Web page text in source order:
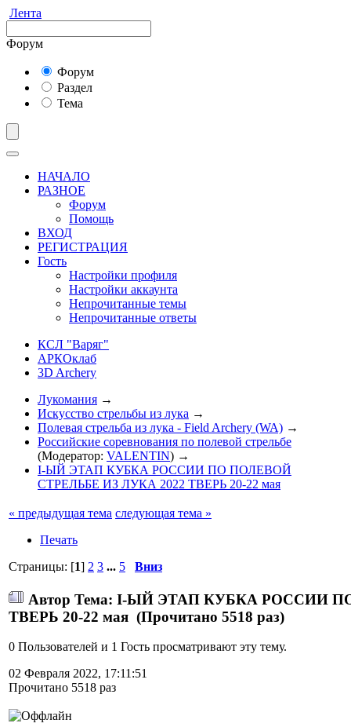
Лента
Форум
Форум
Раздел
Тема
НАЧАЛО
РАЗНОЕ
Форум
Помощь
ВХОД
РЕГИСТРАЦИЯ
Гость
Настройки профиля
Настройки аккаунта
Непрочитанные темы
Непрочитанные ответы
КСЛ "Варяг"
АРКОклаб
3D Archery
Лукомания →
Искусство стрельбы из лука →
Полевая стрельба из лука - Field Archery (WA) →
Российские соревнования по полевой стрельбе
(Модератор: VALENTIN) →
I-ЫЙ ЭТАП КУБКА РОССИИ ПО ПОЛЕВОЙ
СТРЕЛЬБЕ ИЗ ЛУКА 2022 ТВЕРЬ 20-22 мая
« предыдущая тема следующая тема »
Печать
Страницы: [1] 2 3 ... 5 Вниз
Автор Тема: I-ЫЙ ЭТАП КУБКА РОССИИ
ТВЕРЬ 20-22 мая (Прочитано 5518 раз)
0 Пользователей и 1 Гость просматривают эту тему.
02 Февраля 2022, 17:11:51
Прочитано 5518 раз